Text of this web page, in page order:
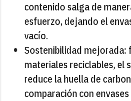
contenido salga de
esfuerzo, dejando el
vacío.
Sostenibilidad mejorada:
materiales reciclables, el
reduce la huella de
comparación con